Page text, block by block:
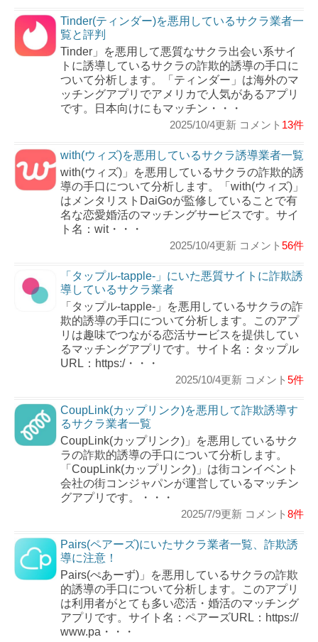
Tinder(ティンダー)を悪用しているサクラ業者一
覧と評判
Tinder」を悪用して悪質なサクラ出会い系サイ
トに誘導しているサクラの詐欺的誘導の手口に
ついて分析します。「ティンダー」は海外のマ
ッチングアプリでアメリカで人気があるアプリ
です。日本向けにもマッチン・・・
2025/10/4更新 コメント 13件
with(ウィズ)を悪用しているサクラ誘導業者一覧
with(ウィズ)」を悪用しているサクラの詐欺的誘
導の手口について分析します。「with(ウィズ)」
はメンタリストDaiGoが監修していることで有
名な恋愛婚活のマッチングサービスです。サイ
ト名：wit・・・
2025/10/4更新 コメント 56件
「タップル-tapple-」にいた悪質サイトに詐欺誘
導しているサクラ業者
「タップル-tapple-」を悪用しているサクラの詐
欺的誘導の手口について分析します。このアプ
リは趣味でつながる恋活サービスを提供してい
るマッチングアプリです。サイト名：タップル
URL：https:/・・・
2025/10/4更新 コメント 5件
CoupLink(カップリンク)を悪用して詐欺誘導す
るサクラ業者一覧
CoupLink(カップリンク)」を悪用しているサク
ラの詐欺的誘導の手口について分析します。
「CoupLink(カップリンク)」は街コンイベント
会社の街コンジャパンが運営しているマッチン
グアプリです。・・・
2025/7/9更新 コメント 8件
Pairs(ペアーズ)にいたサクラ業者一覧、詐欺誘
導に注意！
Pairs(ぺあーず)」を悪用しているサクラの詐欺
的誘導の手口について分析します。このアプリ
は利用者がとても多い恋活・婚活のマッチング
アプリです。サイト名：ペアーズURL：https://
www.pa・・・